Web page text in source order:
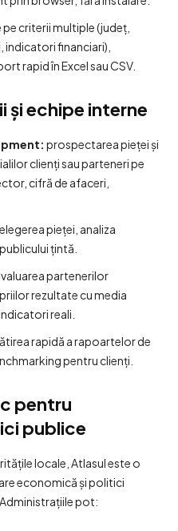
criterii multiple (județ,
indicatori financiari),
rapid în Excel sau CSV.
și echipe interne
prospectarea pieței și
clienți sau parteneri pe
cifră de afaceri,
pieței, analiza
țintă.
partenerilor
rezultate cu media
reali.
rapidă a rapoartelor de
pentru clienți.
pentru
publice
locale, Atlasul este o
economică și politici
pot: